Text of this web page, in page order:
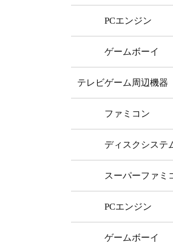
PCエンジン
ゲームボーイ
テレビゲーム周辺機器
ファミコン
ディスクシステ
スーパーファミ
PCエンジン
ゲームボーイ